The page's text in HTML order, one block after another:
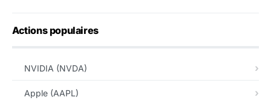
Actions populaires
NVIDIA (NVDA)
Apple (AAPL)